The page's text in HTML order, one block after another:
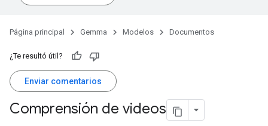
Página principal Gemma Modelos Documentos
¿Te resultó útil?
Enviar comentarios
Comprensión de videos